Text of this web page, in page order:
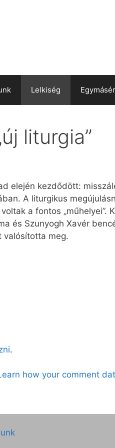
Lelkiség
liturgia”
elején kezdődött:
A liturgikus
a fontos „műhelyei”.
és Szunyogh Xavér
valósította meg.
.
how your comment